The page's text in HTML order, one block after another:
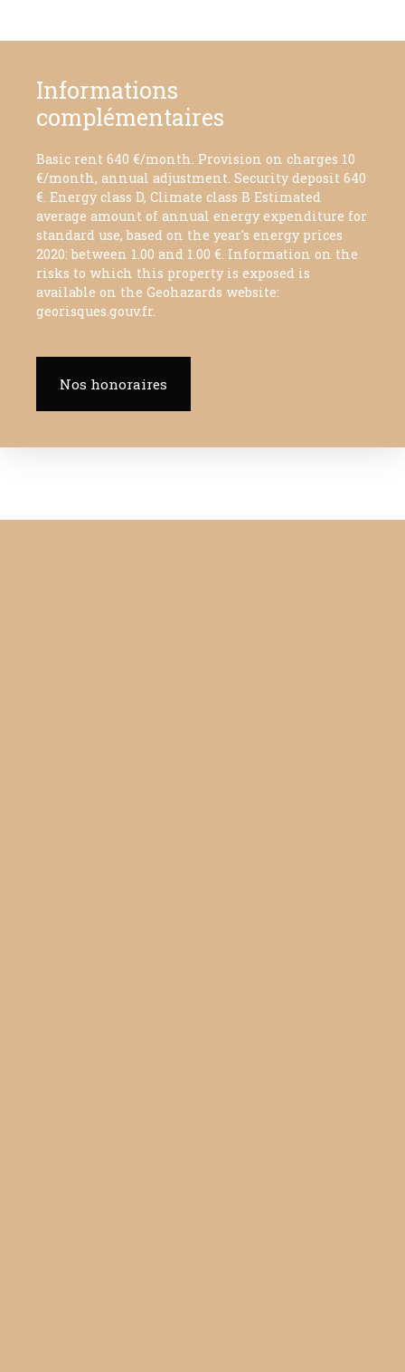
Informations
complémentaires
Basic rent 640 €/month. Provision on charges 10
€/month, annual adjustment. Security deposit 640
€. Energy class D, Climate class B Estimated
average amount of annual energy expenditure for
standard use, based on the year's energy prices
2020: between 1.00 and 1.00 €. Information on the
risks to which this property is exposed is
available on the Geohazards website:
georisques.gouv.fr.
Nos honoraires